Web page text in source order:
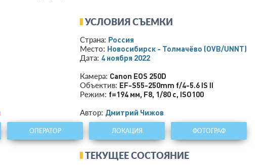
УСЛОВИЯ СЪЕМКИ
Страна: Россия
Место: Новосибирск - Толмачёво (OVB/UNNT)
Дата: 4 ноября 2022
Камера: Canon EOS 250D
Объектив: EF-S55-250mm f/4-5.6 IS II
Режим: f=194 мм, F8, 1/80 с, ISO100
Автор: Дмитрий Чижов
ОПЕРАТОР ЛОКАЦИЯ ФОТОГРАФ
ТЕКУЩЕЕ СОСТОЯНИЕ